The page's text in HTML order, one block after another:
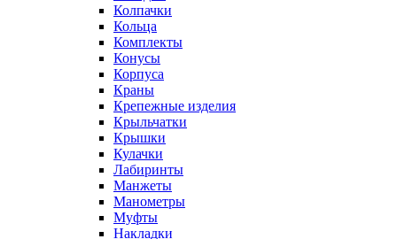
Колпачки
Кольца
Комплекты
Конусы
Корпуса
Краны
Крепежные изделия
Крыльчатки
Крышки
Кулачки
Лабиринты
Манжеты
Манометры
Муфты
Накладки